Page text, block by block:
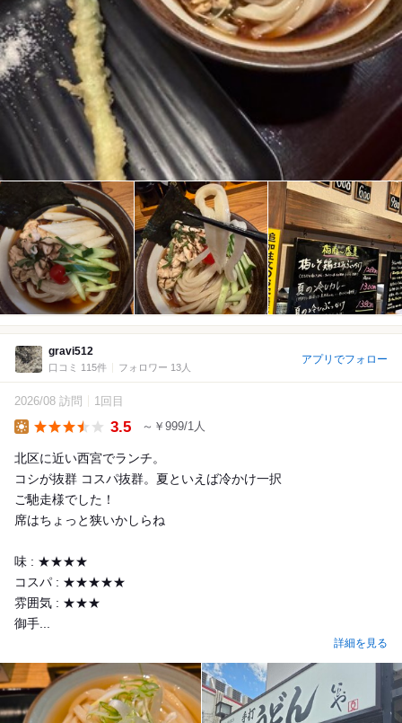
gravi512
口コミ 115件 フォロワー 13人
アプリでフォロー
2026/08 訪問 1回目
3.5 ～￥999/1人
北区に近い西宮でランチ。
コシが抜群 コスパ抜群。夏といえば冷かけ一択
ご馳走様でした！
席はちょっと狭いかしらね
味 : ★★★★
コスパ : ★★★★★
雰囲気 : ★★★
御手...
詳細を見る